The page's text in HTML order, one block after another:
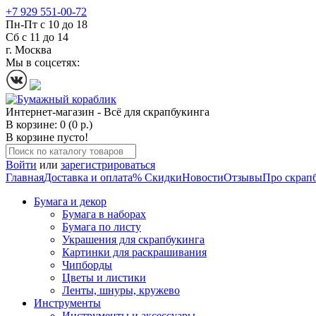
+7 929 551-00-72
Пн-Пт с 10 до 18
Сб с 11 до 14
г. Москва
Мы в соцсетях:
Интернет-магазин - Всё для скрапбукинга
В корзине: 0 (0 р.)
В корзине пусто!
Войти или зарегистрироваться
ГлавнаяДоставка и оплата% СкидкиНовостиОтзывыПро
Бумага и декор
Бумага в наборах
Бумага по листу
Украшения для скрапбукинга
Картинки для раскрашивания
Чипборды
Цветы и листики
Ленты, шнуры, кружево
Инструменты